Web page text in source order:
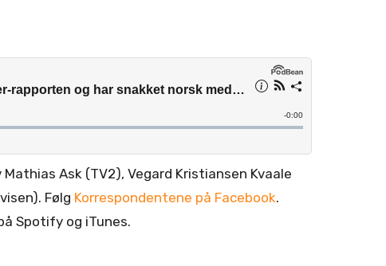
Mathias Ask (TV2), Vegard Kristiansen Kvaale
Følg Korrespondentene på Facebook.
Spotify og iTunes.